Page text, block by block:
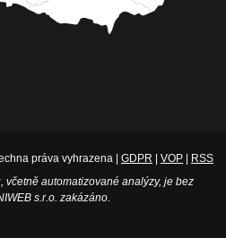
práva vyhrazena | GDPR VOP
RSS
včetně automatizované analýzy, je bez
s.r.o. zakázáno.